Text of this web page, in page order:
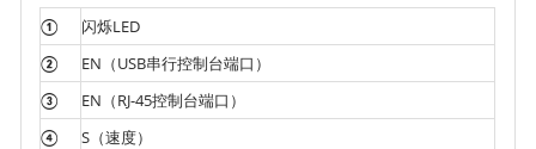
①
闪烁LED
②
EN（USB串行控制台端口）
③
EN（RJ-45控制台端口）
④
S（速度）